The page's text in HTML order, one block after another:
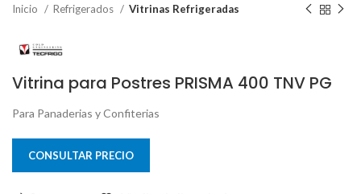
Inicio Refrigerados Vitrinas Refrigeradas
Vitrina para Postres PRISMA 400 TNV PG
Para Panaderias y Confiterias
CONSULTAR PRECIO